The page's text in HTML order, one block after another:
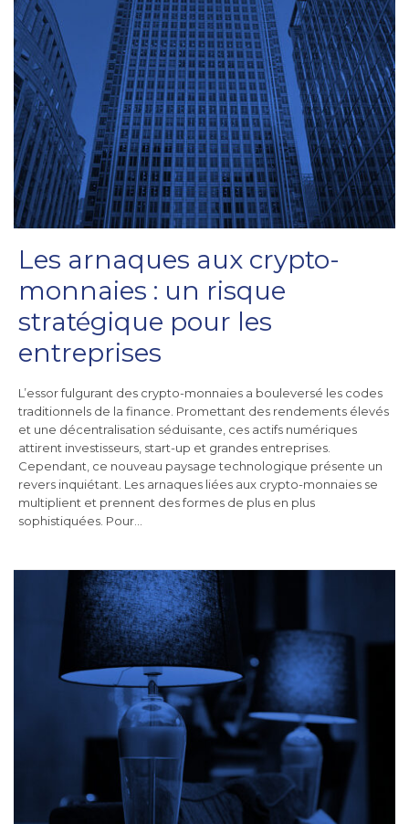
Les arnaques aux crypto-
monnaies : un risque
stratégique pour les
entreprises
L’essor fulgurant des crypto-monnaies a bouleversé les codes
traditionnels de la finance. Promettant des rendements élevés
et une décentralisation séduisante, ces actifs numériques
attirent investisseurs, start-up et grandes entreprises.
Cependant, ce nouveau paysage technologique présente un
revers inquiétant. Les arnaques liées aux crypto-monnaies se
multiplient et prennent des formes de plus en plus
sophistiquées. Pour…